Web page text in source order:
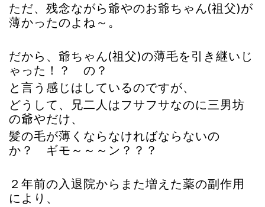
ただ、残念ながら爺やのお爺ちゃん(祖父)が
薄かったのよね～。
だから、爺ちゃん(祖父)の薄毛を引き継いじ
ゃった！？ の？
と言う感じはしているのですが、
どうして、兄二人はフサフサなのに三男坊
の爺やだけ、
髪の毛が薄くならなければならないの
か？ ギモ～～～ン？？？
２年前の入退院からまた増えた薬の副作用
により、